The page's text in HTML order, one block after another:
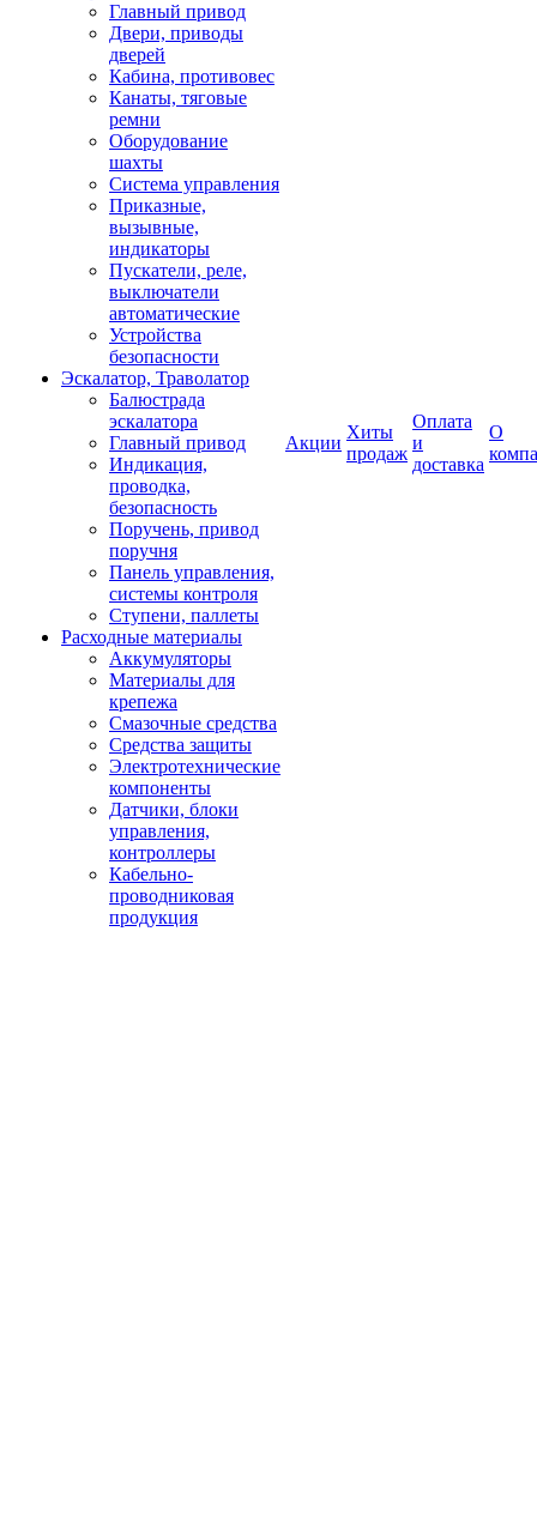
Главный привод
Двери, приводы
дверей
Кабина, противовес
Канаты, тяговые
ремни
Оборудование
шахты
Система управления
Приказные,
вызывные,
индикаторы
Пускатели, реле,
выключатели
автоматические
Устройства
безопасности
Эскалатор, Траволатор
Балюстрада
эскалатора
Главный привод
Индикация,
проводка,
безопасность
Поручень, привод
поручня
Панель управления,
системы контроля
Ступени, паллеты
Расходные материалы
Аккумуляторы
Материалы для
крепежа
Смазочные средства
Средства защиты
Электротехнические
компоненты
Датчики, блоки
управления,
контроллеры
Кабельно-
проводниковая
продукция
Акции
Хиты
продаж
Оплата
и
доставка
О